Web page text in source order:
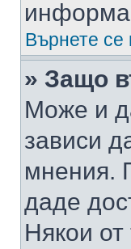
Върнете се
» Защо
Може и
зависи
мнения.
даде
Някои